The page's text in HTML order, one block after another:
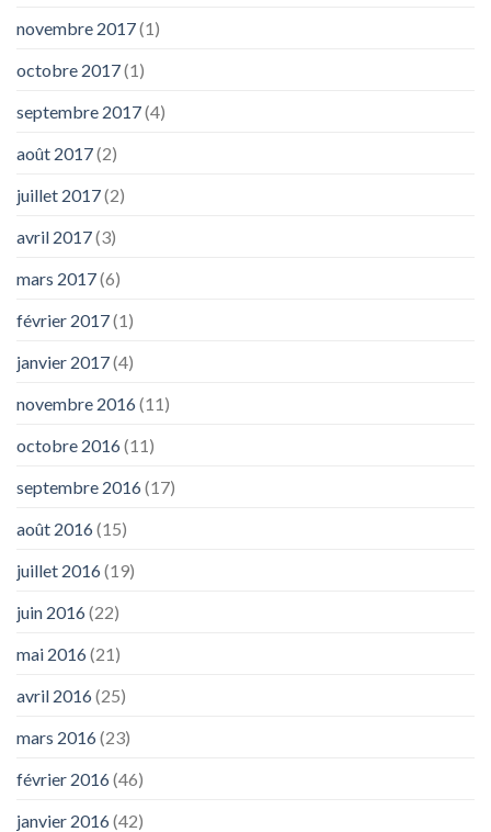
novembre 2017(1)
octobre 2017(1)
septembre 2017(4)
août 2017(2)
juillet 2017(2)
avril 2017(3)
mars 2017(6)
février 2017(1)
janvier 2017(4)
novembre 2016(11)
octobre 2016(11)
septembre 2016(17)
août 2016(15)
juillet 2016(19)
juin 2016(22)
mai 2016(21)
avril 2016(25)
mars 2016(23)
février 2016(46)
janvier 2016(42)